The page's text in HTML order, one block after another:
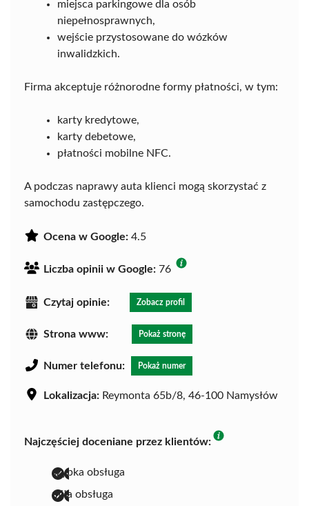
miejsca parkingowe dla osób
niepełnosprawnych,
wejście przystosowane do wózków
inwalidzkich.
Firma akceptuje różnorodne formy płatności, w tym:
karty kredytowe,
karty debetowe,
płatności mobilne NFC.
A podczas naprawy auta klienci mogą skorzystać z
samochodu zastępczego.
Ocena w Google: 4.5
Liczba opinii w Google: 76
Czytaj opinie: Zobacz profil
Strona www: Pokaż stronę
Numer telefonu: Pokaż numer
Lokalizacja: Reymonta 65b/8, 46-100 Namysłów
Najczęściej doceniane przez klientów:
szybka obsługa
miła obsługa